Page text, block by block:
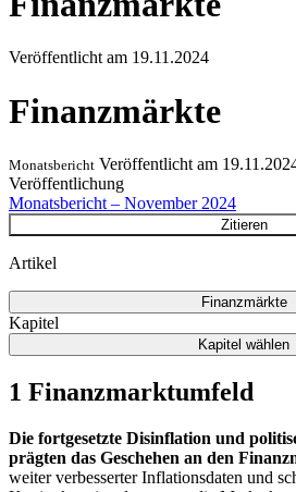
Veröffentlicht am 19.11.2024
Finanzmärkte
Monatsbericht Veröffentlicht am
Veröffentlichung
Monatsbericht – November 2024
Zitieren
Artikel
Finanzmärkte
Kapitel
Kapitel wählen
1 Finanzmarktumfeld
Die fortgesetzte Disinflation und
prägten das Geschehen an den
weiter verbesserter Inflationsdaten und